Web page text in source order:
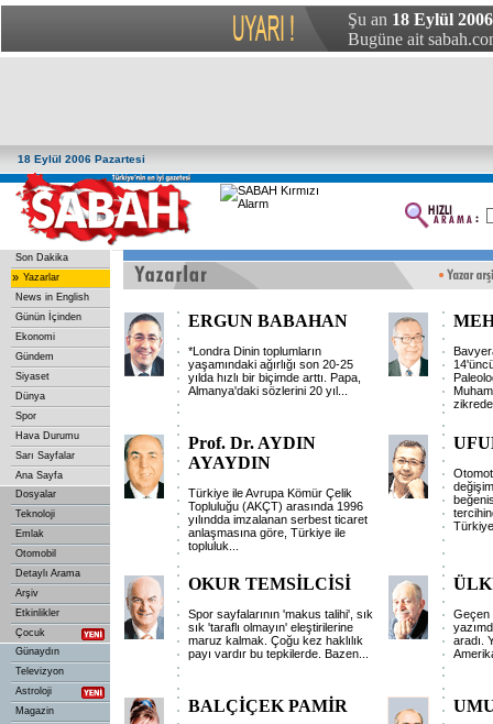
Şu an 18 Eylül
Bugüne ait
18 Eylül 2006 Pazartesi
Son Dakika
» Yazarlar
News in English
Günün İçinden
Ekonomi
Gündem
Siyaset
Dünya
Spor
Hava Durumu
Sarı Sayfalar
Ana Sayfa
Dosyalar
Teknoloji
Emlak
Otomobil
Detaylı Arama
Arşiv
Etkinlikler
Çocuk
Günaydın
Televizyon
Astroloji
Magazin
ERGUN BABAHAN
*Londra Dinin toplumların
yaşamındaki ağırlığı son 20-25
yılda hızlı bir biçimde arttı. Papa,
Almanya'daki sözlerini 20 yıl...
Prof. Dr. AYDIN
AYAYDIN
Türkiye ile Avrupa Kömür Çelik
Topluluğu (AKÇT) arasında 1996
yılındda imzalanan serbest ticaret
anlaşmasına göre, Türkiye ile
topluluk...
OKUR TEMSİLCİSİ
Spor sayfalarının 'makus talihi', sık
sık 'taraflı olmayın' eleştirilerine
maruz kalmak. Çoğu kez haklılık
payı vardır bu tepkilerde. Bazen...
aradı.
BALÇİÇEK PAMİR